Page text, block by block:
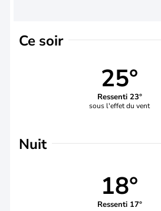
Ce soir
25°
Ressenti 23°
sous l'effet du vent
Nuit
18°
Ressenti 17°